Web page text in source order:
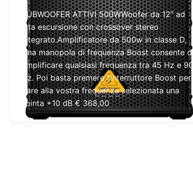
SUBWOOFER ATTIVI 500WWoofer da 12″ ad
alta escursione con crossover stereo
integrato.Amplificatore da 500w in classe D,
Una manopola di frequenza Boost consente di
amplificare qualsiasi frequenza tra 45 Hz e 90
Hz. Poi basta premere l’interruttore Boost per
dare alla vostra frequenza selezionata una
spinta +10 dB € 368,00